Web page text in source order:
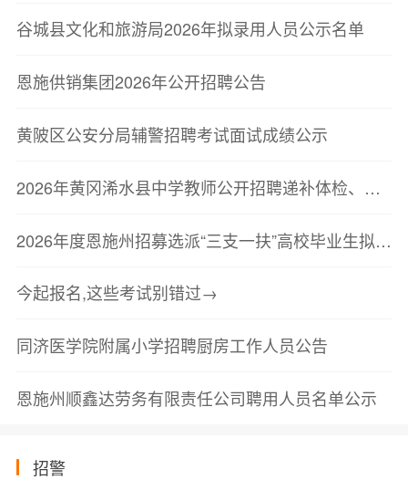
谷城县文化和旅游局2026年拟录用人员公示名单
恩施供销集团2026年公开招聘公告
黄陂区公安分局辅警招聘考试面试成绩公示
2026年黄冈浠水县中学教师公开招聘递补体检、考察公告
2026年度恩施州招募选派“三支一扶”高校毕业生拟招募人员公示<br/
今起报名,这些考试别错过→
同济医学院附属小学招聘厨房工作人员公告
恩施州顺鑫达劳务有限责任公司聘用人员名单公示
招警